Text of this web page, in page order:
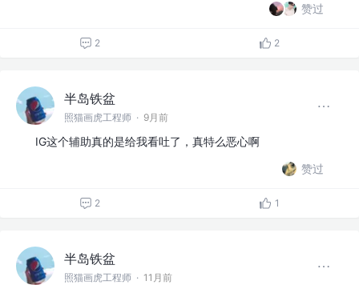
赞过
2 2
半岛铁盆
照猫画虎工程师 · 9月前
IG这个辅助真的是给我看吐了，真特么恶心啊
赞过
2 1
半岛铁盆
照猫画虎工程师 · 11月前